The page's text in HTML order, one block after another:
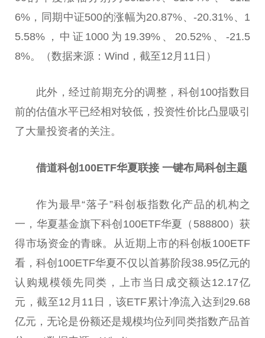
6%，同期中证500的涨幅为20.87%、-20.31%、1
5.58%，中证1000为19.39%、20.52%、-21.5
8%。（数据来源：Wind，截至12月11日）
此外，经过前期充分的调整，科创100指数目
前的估值水平已经相对较低，投资性价比凸显吸引
了大量投资者的关注。
借道科创100ETF华夏联接 一键布局科创主题
作为最早“落子”科创板指数化产品的机构之
一，华夏基金旗下科创100ETF华夏（588800）获
得市场资金的青睐。从近期上市的科创板100ETF
看，科创100ETF华夏不仅以首募阶段38.95亿元的
认购规模领先同类，上市当日成交额达12.17亿
元，截至12月11日，该ETF累计净流入达到29.68
亿元，无论是份额还是规模均位列同类指数产品首